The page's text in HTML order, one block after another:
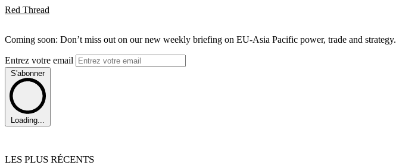
Red Thread
Coming soon: Don’t miss out on our new weekly briefing on EU-Asia Pacific power, trade and strategy.
Entrez votre email
S'abonner
Loading...
LES PLUS RÉCENTS